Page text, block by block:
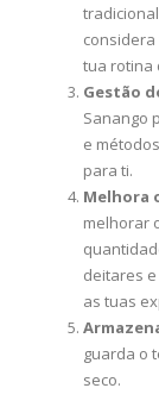
tua rotina
Gestão
Sanango
e
para ti.
Melhora
melhorar
deitares
as tuas
guarda o
seco.